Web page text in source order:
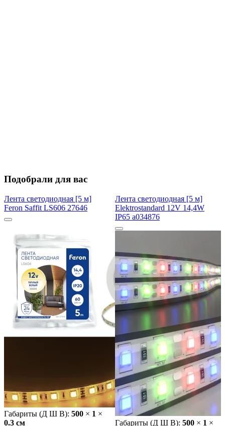
Подобрали для вас
Лента светодиодная [5 м]
Feron Saffit LS606 27646
Габариты (Д Ш В): 500 × 1 ×
0.3 cм
Лента светодиодная [5 м]
Elektrostandard 12V 14,4W
IP65 a034876
Габариты (Д Ш В): 500 × 1 ×